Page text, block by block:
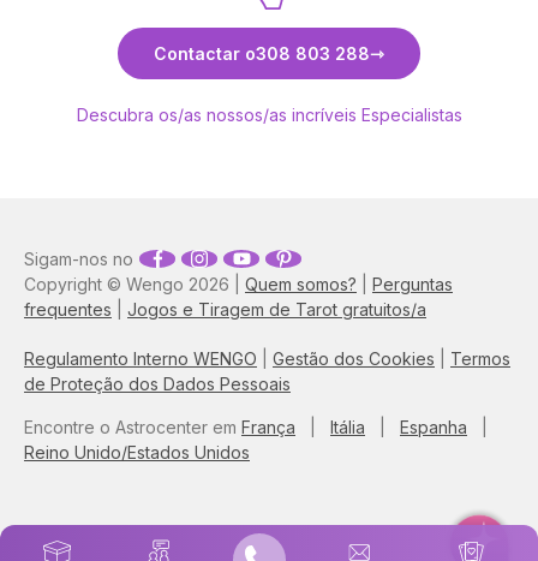
Contactar o308 803 288
Descubra os/as nossos/as incríveis Especialistas
Copyright © Wengo 2026 | Quem somos?
Perguntas
frequentes
Jogos e Tiragem de Tarot gratuitos/a
Regulamento Interno WENGO Gestão dos Cookies
Termos
de Proteção dos Dados Pessoais
Sigam-nos no
Encontre o Astrocenter em França Itália Espanha
Reino Unido/Estados Unidos